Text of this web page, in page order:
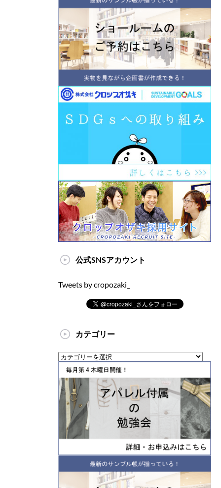
公式SNSアカウント
Tweets by cropozaki_
カテゴリー